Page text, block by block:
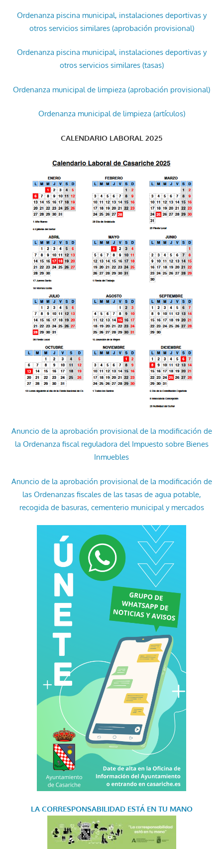
Ordenanza piscina municipal, instalaciones deportivas y
otros servicios similares (aprobación provisional)
Ordenanza piscina municipal, instalaciones deportivas y
otros servicios similares (tasas)
Ordenanza municipal de limpieza (aprobación provisional)
Ordenanza municipal de limpieza (artículos)
CALENDARIO LABORAL 2025
Anuncio de la aprobación provisional de la modificación de
la Ordenanza fiscal reguladora del Impuesto sobre Bienes
Inmuebles
Anuncio de la aprobación provisional de la modificación de
las Ordenanzas fiscales de las tasas de agua potable,
recogida de basuras, cementerio municipal y mercados
LA CORRESPONSABILIDAD ESTÁ EN TU MANO